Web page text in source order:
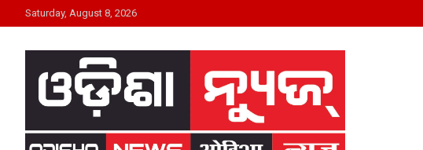
to
Saturday, August 8, 2026